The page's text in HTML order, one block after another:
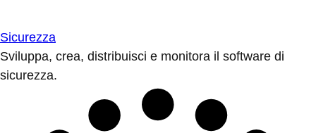
Sicurezza
Sviluppa, crea, distribuisci e monitora il software di
sicurezza.